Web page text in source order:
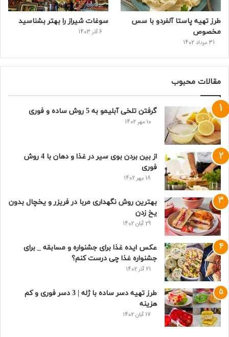
طرز تهیه پاستا آلفردو با سس
مخصوص
31 مرداد 1402
سوغات شیراز را بهتر بشناسید
6 آذر 1403
مقالات محبوب
گرفتن تلخی آبلیمو به 5 روش ساده و فوری
10 مهر 1402
از بین بردن بوی سیر در غذا و دهان با 4 روش
فوری
18 مهر 1402
بهترین روش نگهداری مربا در فریزر و یخچال بدون
یخ زدن
29 آبان 1402
عکس ایده غذا برای جشنواره و مسابقه _ برای
جشنواره غذا چی درست کنم؟
21 آذر 1402
طرز تهیه دسر ساده با ژله | 3 دسر فوری و کم
هزینه
17 آبان 1402